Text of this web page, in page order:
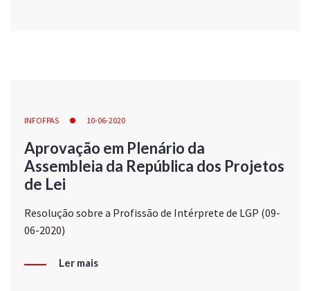
INFOFPAS 10-06-2020
Aprovação em Plenário da
Assembleia da República dos Projetos
de Lei
Resolução sobre a Profissão de Intérprete de LGP (09-
06-2020)
Ler mais